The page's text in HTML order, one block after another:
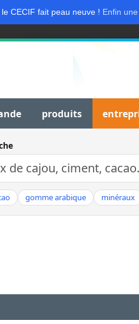
CECIF fait peau neuve ! Enfin
produits
gomme arabique minéraux